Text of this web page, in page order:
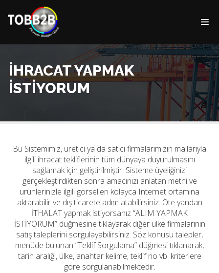
İHRACAT YAPMAK
İSTİYORUM
Bu Sistemimiz, üretici ya da satıcı firmalarımızın mallarıyla
ilgili ihracat tekliflerinin tüm dünyaya duyurulmasını
sağlamak için geliştirilmiştir. Sisteme üyeliğinizi
gerçekleştirdikten sonra amacınızı anlatan metni ve
ürünlerinizle ilgili görselleri kolayca Internet ortamına
aktarabilir ve dış ticarete adım atabilirsiniz. Öte yandan
İTHALAT yapmak istiyorsanız “ALIM YAPMAK
İSTİYORUM” düğmesine tıklayarak diğer ülke firmalarının
satış taleplerini sorgulayabilirsiniz. Söz konusu talepler,
menüde bulunan “Teklif Sorgulama” düğmesi tıklanarak,
tarih aralığı, ülke, anahtar kelime, teklif no vb. kriterlere
göre sorgulanabilmektedir.